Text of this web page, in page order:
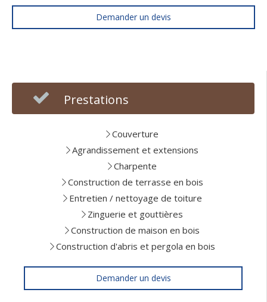
Demander un devis
Prestations
Couverture
Agrandissement et extensions
Charpente
Construction de terrasse en bois
Entretien / nettoyage de toiture
Zinguerie et gouttières
Construction de maison en bois
Construction d'abris et pergola en bois
Demander un devis